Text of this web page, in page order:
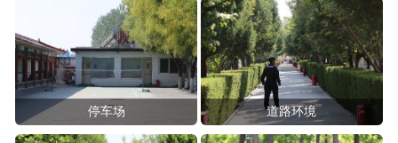
停车场 道路环境